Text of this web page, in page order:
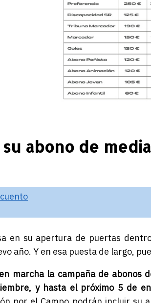
abono de
en su apertura de puertas
año. Y en esa puesta de largo,
marcha la campaña de abonos
y hasta el próximo 5 de